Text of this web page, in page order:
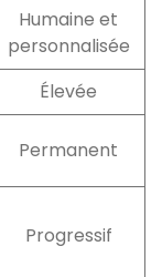
Humaine et
personnalisée
Élevée
Permanent
Progressif